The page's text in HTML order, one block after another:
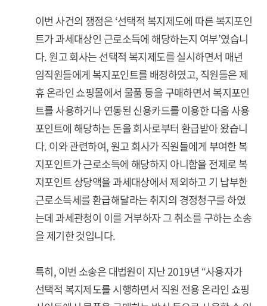
이번 사건의 쟁점은 ‘선택적 복지제도에 따른 복지포인
트가 과세대상인 근로소득에 해당하는지 여부’였습니
다. 원고 회사는 선택적 복지제도를 실시하면서 매년
임직원들에게 복지포인트를 배정하였고, 직원들은 제
휴 온라인 쇼핑몰에서 물품 등을 구매하면서 복지포인
트를 사용하거나 연동된 신용카드를 이용한 다음 사용
포인트에 해당하는 돈을 회사로부터 환급받아 왔습니
다. 이와 관련하여, 원고 회사가 직원들에게 부여한 복
지포인트가 근로소득에 해당하지 아니함을 전제로 복
지포인트 상당액을 과세대상에서 제외하고 기 납부한
근로소득세를 환급해달라는 취지의 경정청구를 하였
는데 과세관청이 이를 거부하자 그 취소를 구하는 소송
을 제기한 것입니다.
특히, 이번 소송은 대법원이 지난 2019년 “사용자가
선택적 복지제도를 시행하면서 직원 전용 온라인 쇼핑